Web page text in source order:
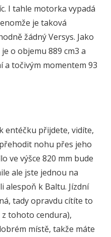
I tahle motorka vypadá
je taková
žádný Versys. Jako
o objemu 889 cm3 a
a točivým momentem 93
entéčku přijdete, vidíte,
nohu přes jeho
ve výšce 820 mm bude
ale jste jednou na
alespoň k Baltu. Jízdní
tady opravdu cítíte to
tohoto cendura),
místě, takže máte